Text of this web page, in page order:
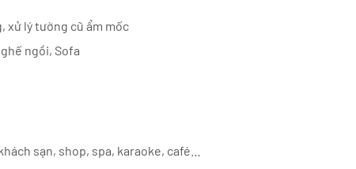
xử lý tường cũ ẩm mốc
ngồi, Sofa
sạn, shop, spa, karaoke, café…